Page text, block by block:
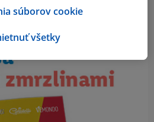
všetky
súborov cookie